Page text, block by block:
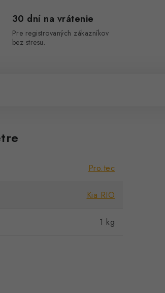
30 dní na vrátenie
Pre registrovaných zákazníkov
bez stresu.
Pro.tec
Kia RIO
1 kg